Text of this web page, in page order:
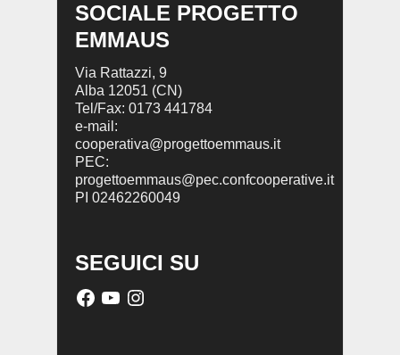
SOCIALE PROGETTO
EMMAUS
Via Rattazzi, 9
Alba 12051 (CN)
Tel/Fax: 0173 441784
e-mail:
cooperativa@progettoemmaus.it
PEC:
progettoemmaus@pec.confcooperative.it
PI 02462260049
SEGUICI SU